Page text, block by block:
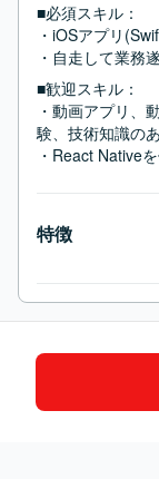
■必須スキル：
・iOSアプリ
・自走して業務
■歓迎スキル：
・動画アプリ、
験、技術知識の
・React Native
特徴